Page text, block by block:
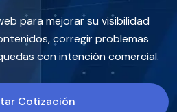
para mejorar su visibilidad
corregir problemas
con intención comercial.
Cotización